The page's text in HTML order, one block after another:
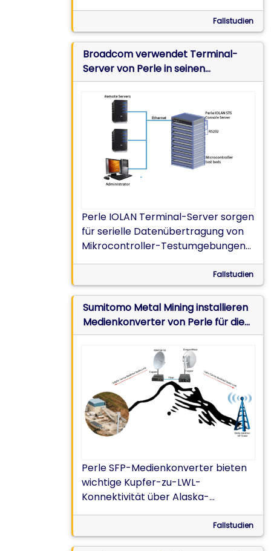
Fallstudien
Broadcom verwendet Terminal-
Server von Perle in seinen
Forschungs- und
Entwicklungslabors
Perle IOLAN Terminal-Server sorgen
für serielle Datenübertragung von
Mikrocontroller-Testumgebungen
Fallstudien
Sumitomo Metal Mining installieren
Medienkonverter von Perle für die
Umwandlung von Glasfaser zu
Ethernet in einem Projekt zur
Erhöhung der Internet-Bandbreite
Perle SFP-Medienkonverter bieten
wichtige Kupfer-zu-LWL-
Konnektivität über Alaska-
Bergrücken bei Temperaturen von
-30°C und über 30 cm radialer
Eisdicke.
Fallstudien